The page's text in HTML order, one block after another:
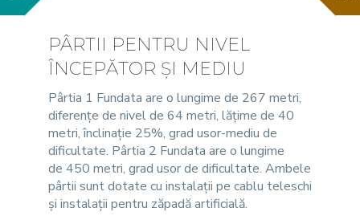
PÂRTII PENTRU NIVEL
ÎNCEPĂTOR ȘI MEDIU
Pârtia 1 Fundata are o lungime de 267 metri,
diferențe de nivel de 64 metri, lățime de 40
metri, înclinație 25%, grad usor-mediu de
dificultate. Pârtia 2 Fundata are o lungime
de 450 metri, grad usor de dificultate. Ambele
pârtii sunt dotate cu instalații pe cablu teleschi
și instalații pentru zăpadă artificială.